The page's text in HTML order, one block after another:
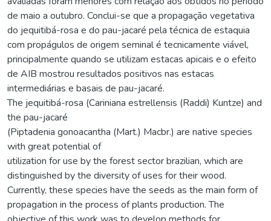
de maio a outubro. Conclui-se que a propagação vegetativa
do jequitibá-rosa e do pau-jacaré pela técnica de estaquia
com propágulos de origem seminal é tecnicamente viável,
principalmente quando se utilizam estacas apicais e o efeito
de AIB mostrou resultados positivos nas estacas
intermediárias e basais de pau-jacaré.
The jequitibá-rosa (Cariniana estrellensis (Raddi) Kuntze) and
the pau-jacaré
(Piptadenia gonoacantha (Mart.) Macbr.) are native species
with great potential of
utilization for use by the forest sector brazilian, which are
distinguished by the diversity of uses for their wood.
Currently, these species have the seeds as the main form of
propagation in the process of plants production. The